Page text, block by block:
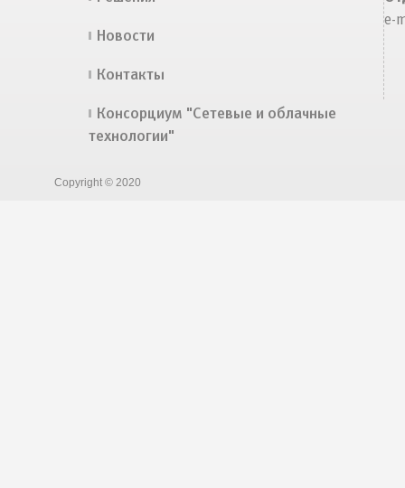
Новости
Контакты
Консорциум "Сетевые и облачные
технологии"
e-
Copyright © 2020